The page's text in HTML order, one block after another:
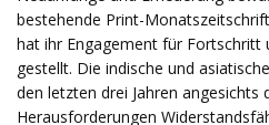
bestehende Print-
hat ihr Engagement für Fortschritt
gestellt. Die indische und
den letzten drei Jahren angesichts
Herausforderungen